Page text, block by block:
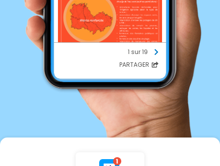
1 sur 19
PARTAGER